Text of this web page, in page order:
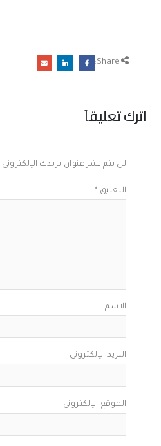
Share:
اترك تعليقاً
لن يتم نشر عنوان بريدك الإلكتروني.
التعليق *
الاسم
البريد الإلكتروني
الموقع الإلكتروني